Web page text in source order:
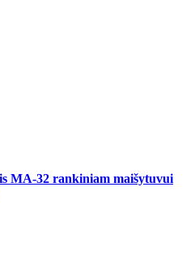
MA-32 rankiniam maišytuvui